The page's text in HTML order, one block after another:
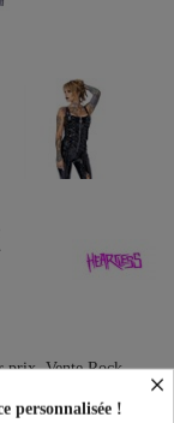
prix. Vente Rock
encore...
×
personnalisée !